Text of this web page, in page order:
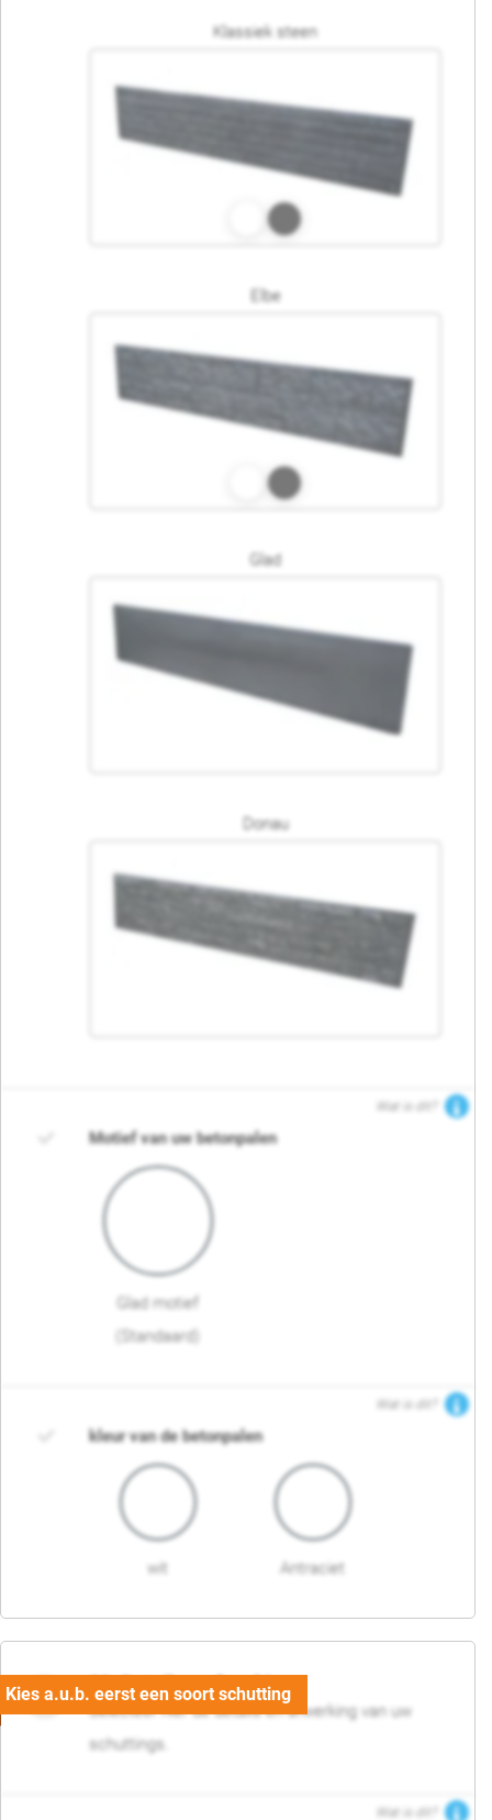
Klassiek steen
Elbe
Glad
Donau
Wat is dit?
Motief van uw betonpalen
Glad motief
(Standaard)
Wat is dit?
kleur van de betonpalen
wit Antraciet
03. Detail en afwerking
Selecteer hier de details en afwerking van uw
schuttings.
Wat is dit?